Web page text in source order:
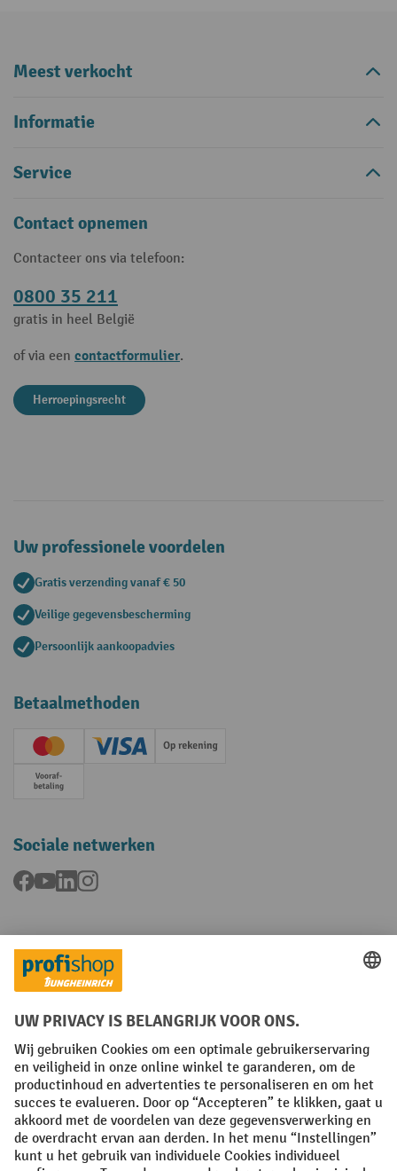
Meest verkocht
Informatie
Service
Contact opnemen
Contacteer ons via telefoon:
0800 35 211
gratis in heel België
of via een contactformulier.
Herroepingsrecht
Uw professionele voordelen
Gratis verzending vanaf € 50
Veilige gegevensbescherming
Persoonlijk aankoopadvies
Betaalmethoden
Creditcard (Master)Creditcard (Visa)Op rekening
Vooruitbetaling
Sociale netwerken
Facebook
YouTubeLinkedInInstagram
Talen
FR NL
Algemene verkoopvoorwaarden Copyright
Privacyverklaring Privacy-instellingen
All prices excl. VAT plusshipping costs and possible delivery charges,
if not stated otherwise.